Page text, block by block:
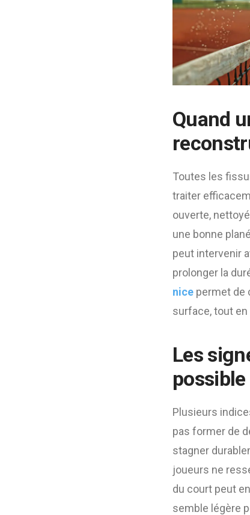
Quand
Toutes les
traiter
ouverte,
une bonne
peut intervenir
prolonger la
nice permet de
surface, tout
Les
possible
Plusieurs
pas former de
stagner
joueurs ne
du court peut
semble légère